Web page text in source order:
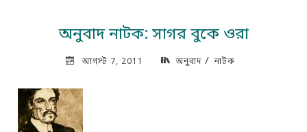
অনুবাদ নাটক: সাগর বুকে ওরা
আগস্ট 7, 2011 অনুবাদ / নাটক